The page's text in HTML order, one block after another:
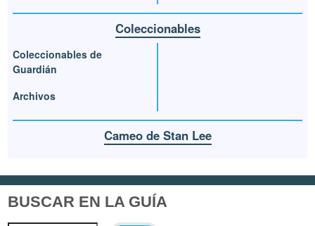
Coleccionables
Coleccionables de
Guardián
Archivos
Cameo de Stan Lee
BUSCAR EN LA GUÍA